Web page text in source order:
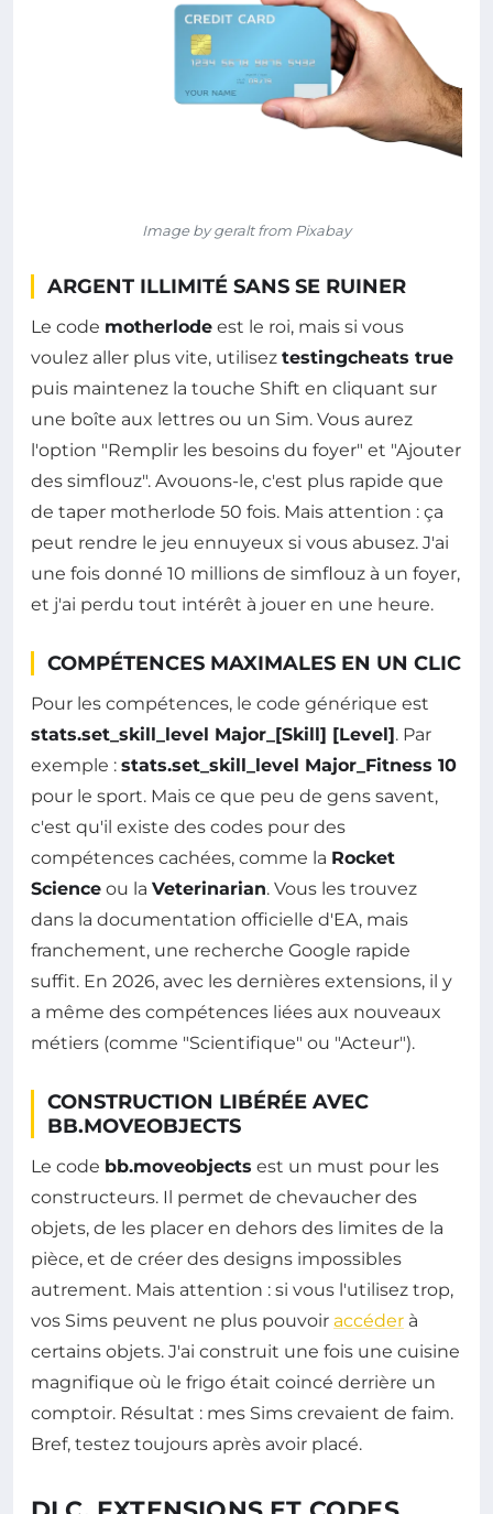
Image by geralt from Pixabay
ARGENT ILLIMITÉ SANS SE RUINER
Le code motherlode est le roi, mais si vous
voulez aller plus vite, utilisez testingcheats true
puis maintenez la touche Shift en cliquant sur
une boîte aux lettres ou un Sim. Vous aurez
l'option "Remplir les besoins du foyer" et "Ajouter
des simflouz". Avouons-le, c'est plus rapide que
de taper motherlode 50 fois. Mais attention : ça
peut rendre le jeu ennuyeux si vous abusez. J'ai
une fois donné 10 millions de simflouz à un foyer,
et j'ai perdu tout intérêt à jouer en une heure.
COMPÉTENCES MAXIMALES EN UN CLIC
Pour les compétences, le code générique est
stats.set_skill_level Major_[Skill] [Level]. Par
exemple : stats.set_skill_level Major_Fitness 10
pour le sport. Mais ce que peu de gens savent,
c'est qu'il existe des codes pour des
compétences cachées, comme la Rocket
Science ou la Veterinarian. Vous les trouvez
dans la documentation officielle d'EA, mais
franchement, une recherche Google rapide
suffit. En 2026, avec les dernières extensions, il y
a même des compétences liées aux nouveaux
métiers (comme "Scientifique" ou "Acteur").
CONSTRUCTION LIBÉRÉE AVEC
BB.MOVEOBJECTS
Le code bb.moveobjects est un must pour les
constructeurs. Il permet de chevaucher des
objets, de les placer en dehors des limites de la
pièce, et de créer des designs impossibles
autrement. Mais attention : si vous l'utilisez trop,
vos Sims peuvent ne plus pouvoir accéder à
certains objets. J'ai construit une fois une cuisine
magnifique où le frigo était coincé derrière un
comptoir. Résultat : mes Sims crevaient de faim.
Bref, testez toujours après avoir placé.